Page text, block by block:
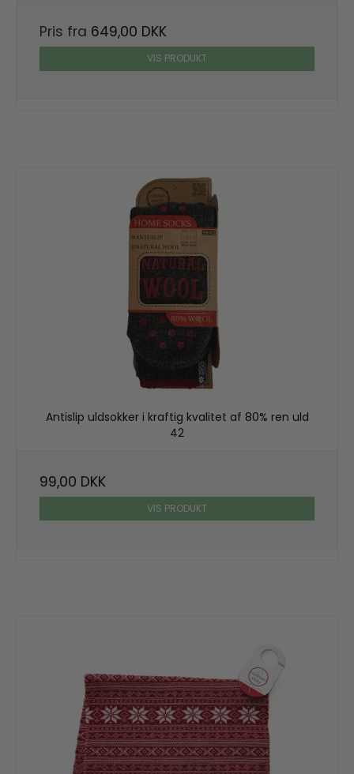
Pris fra 649,00 DKK
VIS PRODUKT
Antislip uldsokker i kraftig kvalitet af 80% ren uld
42
99,00 DKK
VIS PRODUKT